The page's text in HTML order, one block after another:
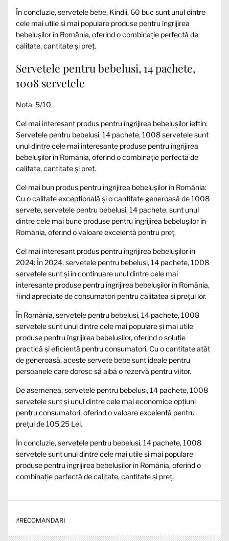
În concluzie, servetele bebe, Kindii, 60 buc sunt unul dintre
cele mai utile și mai populare produse pentru îngrijirea
bebelușilor în România, oferind o combinație perfectă de
calitate, cantitate și preț.
Servetele pentru bebelusi, 14 pachete,
1008 servetele
Nota: 5/10
Cel mai interesant produs pentru îngrijirea bebelușilor ieftin:
Servetele pentru bebelusi, 14 pachete, 1008 servetele sunt
unul dintre cele mai interesante produse pentru îngrijirea
bebelușilor în România, oferind o combinație perfectă de
calitate, cantitate și preț.
Cel mai bun produs pentru îngrijirea bebelușilor în România:
Cu o calitate excepțională și o cantitate generoasă de 1008
servete, servetele pentru bebelusi, 14 pachete, sunt unul
dintre cele mai bune produse pentru îngrijirea bebelușilor în
România, oferind o valoare excelentă pentru preț.
Cel mai interesant produs pentru îngrijirea bebelușilor în
2024: În 2024, servetele pentru bebelusi, 14 pachete, 1008
servetele sunt și în continuare unul dintre cele mai
interesante produse pentru îngrijirea bebelușilor în România,
fiind apreciate de consumatori pentru calitatea și prețul lor.
În România, servetele pentru bebelusi, 14 pachete, 1008
servetele sunt unul dintre cele mai populare și mai utile
produse pentru îngrijirea bebelușilor, oferind o soluție
practică și eficientă pentru consumatori. Cu o cantitate atât
de generoasă, aceste servete bebe sunt ideale pentru
persoanele care doresc să aibă o rezervă pentru viitor.
De asemenea, servetele pentru bebelusi, 14 pachete, 1008
servetele sunt și unul dintre cele mai economice opțiuni
pentru consumatori, oferind o valoare excelentă pentru
prețul de 105,25 Lei.
În concluzie, servetele pentru bebelusi, 14 pachete, 1008
servetele sunt unul dintre cele mai utile și mai populare
produse pentru îngrijirea bebelușilor în România, oferind o
combinație perfectă de calitate, cantitate și preț.
#RECOMANDARI